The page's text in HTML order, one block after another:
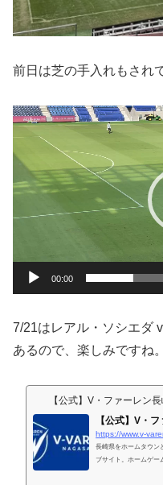
前日は芝の手入れもされ
動
画
プ
レ
00:00
7/21はレアル・ソシエダ
あるので、楽しみですね。
【公式】V・ファーレン
【公式】V・
https://www.v-
長崎県をホームタウン
ブサイト。ホームゲー